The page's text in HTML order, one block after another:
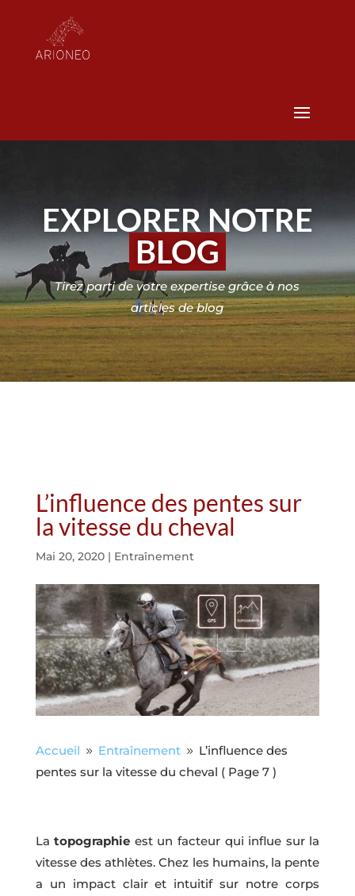
EXPLORER NOTRE
BLOG
Tirez parti de votre expertise grâce à nos
articles de blog
L’influence des pentes sur
la vitesse du cheval
Mai 20, 2020| Entraînement
Accueil 9 Entraînement 9 L’influence des
pentes sur la vitesse du cheval ( Page 7 )
Latopographie est un facteur qui influe sur la
vitesse des athlètes. Chez les humains, la pente
a un impact clair et intuitif sur notre corps